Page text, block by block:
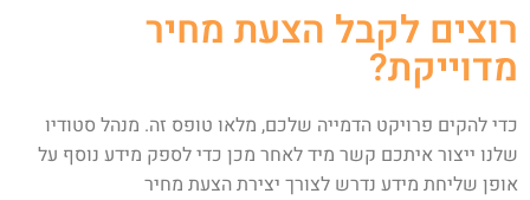
רוצים לקבל הצעת מחיר
מדוייקת?
כדי להקים פרויקט הדמייה שלכם, מלאו טופס זה. מנהל סטודיו
שלנו ייצור איתכם קשר מיד לאחר מכן כדי לספק מידע נוסף על
אופן שליחת מידע נדרש לצורך יצירת הצעת מחיר